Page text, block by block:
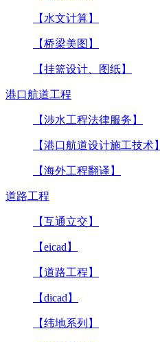
【水文计算】
【桥梁美图】
【挂篮设计、图纸】
港口航道工程
【涉水工程法律服务】
【港口航道设计施工技术】
【海外工程翻译】
道路工程
【互通立交】
【eicad】
【道路工程】
【dicad】
【纬地系列】